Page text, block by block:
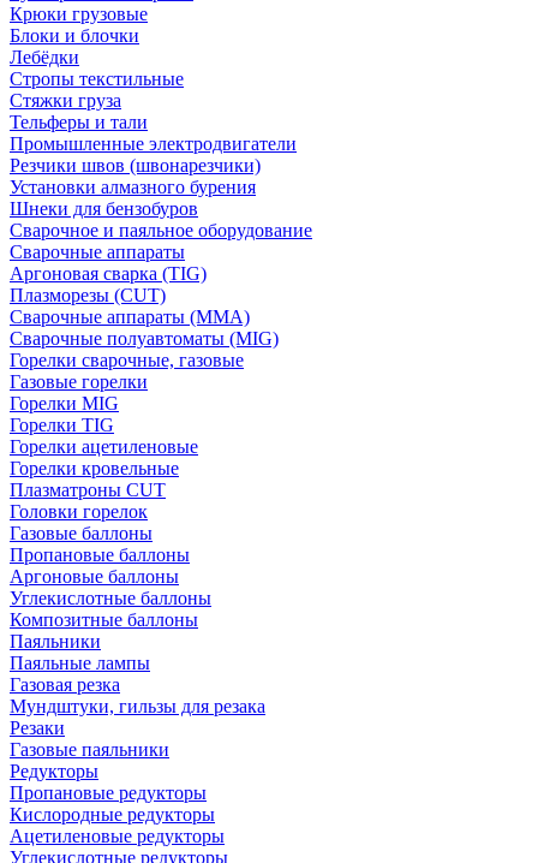
Крюки грузовые
Блоки и блочки
Лебёдки
Стропы текстильные
Стяжки груза
Тельферы и тали
Промышленные электродвигатели
Резчики швов (швонарезчики)
Установки алмазного бурения
Шнеки для бензобуров
Сварочное и паяльное оборудование
Сварочные аппараты
Аргоновая сварка (TIG)
Плазморезы (CUT)
Сварочные аппараты (MMA)
Сварочные полуавтоматы (MIG)
Горелки сварочные, газовые
Газовые горелки
Горелки MIG
Горелки TIG
Горелки ацетиленовые
Горелки кровельные
Плазматроны CUT
Головки горелок
Газовые баллоны
Пропановые баллоны
Аргоновые баллоны
Углекислотные баллоны
Композитные баллоны
Паяльники
Паяльные лампы
Газовая резка
Мундштуки, гильзы для резака
Резаки
Газовые паяльники
Редукторы
Пропановые редукторы
Кислородные редукторы
Ацетиленовые редукторы
Углекислотные редукторы